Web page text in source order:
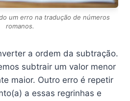
um erro na tradução de números
romanos.
a ordem da subtração.
subtrair um valor menor
maior. Outro erro é repetir
a essas regrinhas e